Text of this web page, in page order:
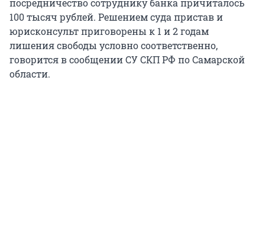
посредничество сотруднику банка причиталось
100 тысяч рублей. Решением суда пристав и
юрисконсульт приговорены к 1 и 2 годам
лишения свободы условно соответственно,
говорится в сообщении СУ СКП РФ по Самарской
области.